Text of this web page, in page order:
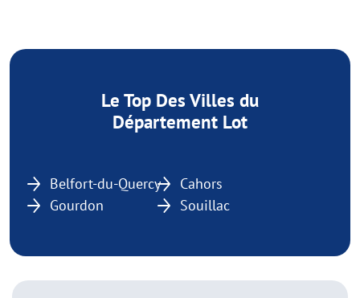
Le Top Des Villes du
Département Lot
Belfort-du-Quercy
Cahors
Gourdon
Souillac